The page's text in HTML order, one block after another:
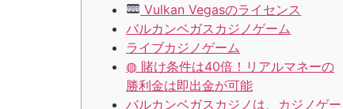
Vulkan Vegasのライセンス
バルカンベガスカジノゲーム
ライブカジノゲーム
◍ 賭け条件は40倍！リアルマネーの
勝利金は即出金が可能
バルカンベガスカジノは、カジノゲー